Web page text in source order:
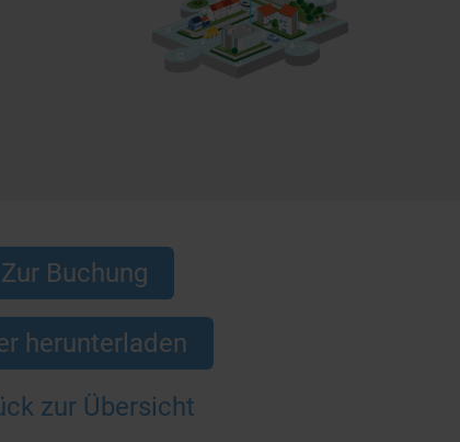
Zur Buchung
herunterladen
zur Übersicht